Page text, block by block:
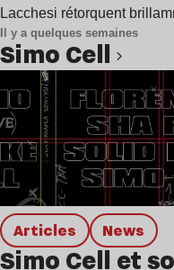
Lacchesi rétorquent
Il y a quelques semaines
Simo Cell
Articles news
Simo Cell et